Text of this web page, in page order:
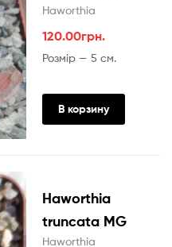
Haworthia
120.00грн.
Розмір — 5 см.
В корзину
Haworthia
truncata MG
Haworthia